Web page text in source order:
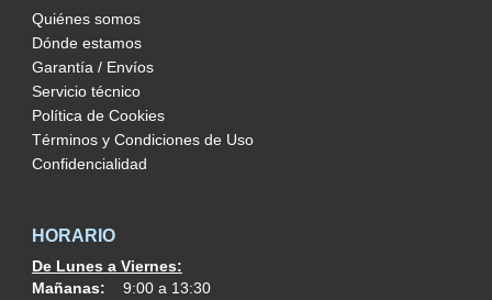
Quiénes somos
Dónde estamos
Garantía / Envíos
Servicio técnico
Política de Cookies
Términos y Condiciones de Uso
Confidencialidad
HORARIO
De Lunes a Viernes:
Mañanas:
9:00 a 13:30